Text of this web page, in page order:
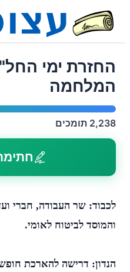
החזרת ימי
המלחמה
2,238 תומכים
לכבוד: שר העבודה, חברי
והמוסד לביטוח לאומי.
הנדון: דרישה להארכת